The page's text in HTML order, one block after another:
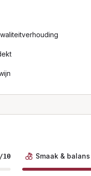
/10 Smaak & balans